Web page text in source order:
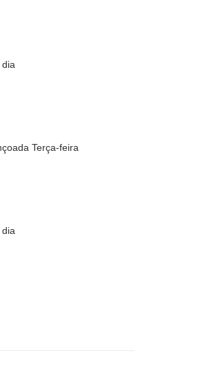
dia
Terça-feira
dia